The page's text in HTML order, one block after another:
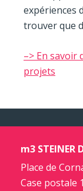
expériences
trouver que
–> En savoir
projets
m3 STEINER
Place de
Case postale